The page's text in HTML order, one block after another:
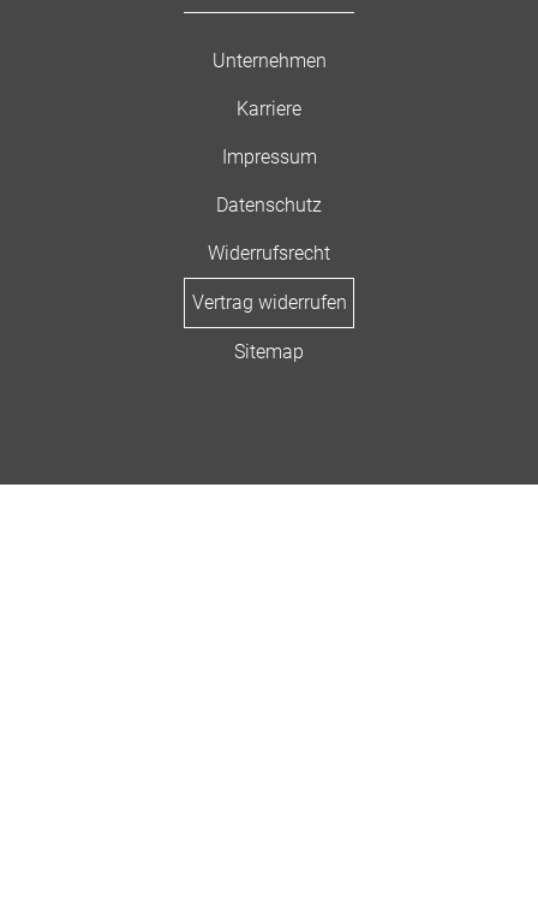
Unternehmen
Karriere
Impressum
Datenschutz
Widerrufsrecht
Vertrag widerrufen
Sitemap